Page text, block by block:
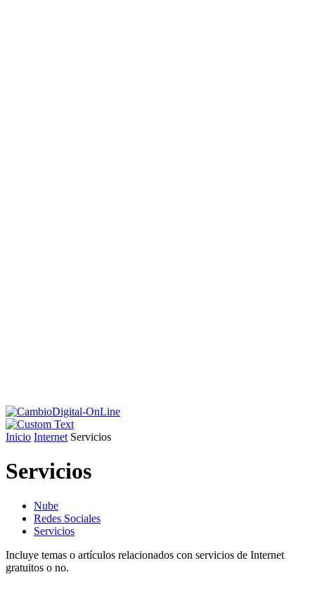
Inicio Internet Servicios
Servicios
Nube
Redes Sociales
Servicios
Incluye temas o artículos relacionados con servicios de Internet
gratuitos o no.